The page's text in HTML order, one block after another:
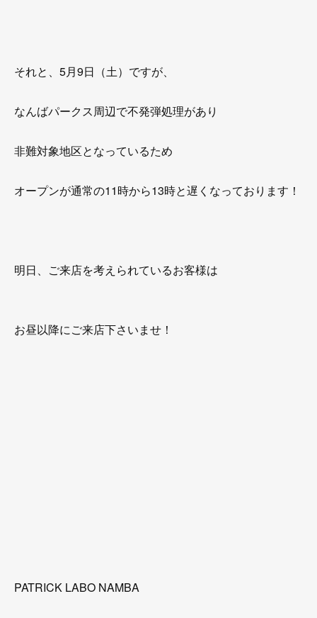
それと、5月9日（土）ですが、
なんばパークス周辺で不発弾処理があり
非難対象地区となっているため
オープンが通常の11時から13時と遅くなっております！
明日、ご来店を考えられているお客様は
お昼以降にご来店下さいませ！
PATRICK LABO NAMBA